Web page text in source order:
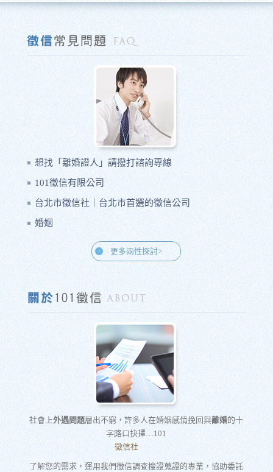
想找「離婚證人」請撥打諮詢專線
101徵信有限公司
台北市徵信社｜台北市首選的徵信公司
婚姻
更多兩性探討>
社會上外遇問題層出不窮，許多人在婚姻感情挽回與離婚的十
字路口抉擇…101
徵信社
了解您的需求，運用我們徵信調查搜證蒐證的專業，協助委託